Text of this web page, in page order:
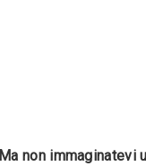
Ma non immaginatevi